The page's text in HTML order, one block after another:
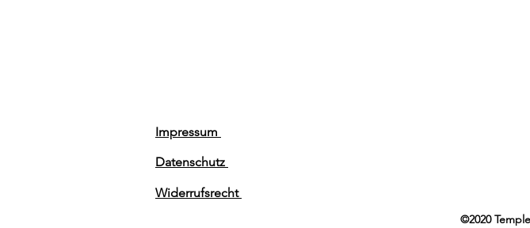
Impressum
Datenschutz
Widerrufsrecht
©2020